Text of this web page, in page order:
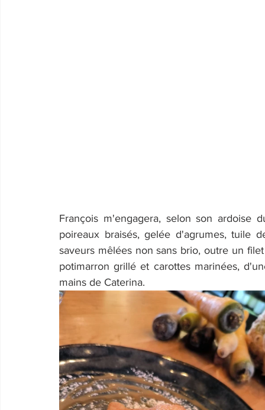
François m'engagera, selon son ardoise
poireaux braisés, gelée d'agrumes, tuile
saveurs mêlées non sans brio, outre un
potimarron grillé et carottes marinées,
mains de Caterina.